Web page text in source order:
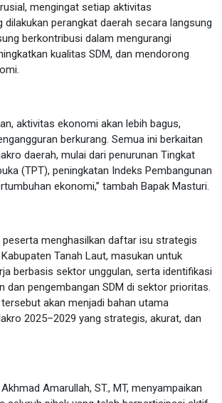
mengingat setiap aktivitas
dilakukan perangkat daerah secara langsung
berkontribusi dalam mengurangi
kualitas SDM, dan mendorong
aktivitas ekonomi akan lebih bagus,
berkurang. Semua ini berkaitan
daerah, mulai dari penurunan Tingkat
(TPT), peningkatan Indeks Pembangunan
ekonomi,” tambah Bapak Masturi.
peserta menghasilkan daftar isu strategis
Tanah Laut, masukan untuk
berbasis sektor unggulan, serta identifikasi
dan pengembangan SDM di sektor prioritas.
akan menjadi bahan utama
2025–2029 yang strategis, akurat, dan
Amarullah, ST., MT, menyampaikan